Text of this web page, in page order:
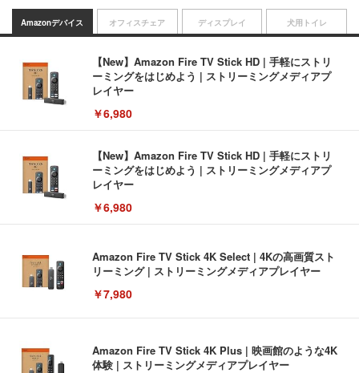
Amazonデバイス
【New】Amazon Fire TV Stick HD | 手軽にストリ
ーミングをはじめよう | ストリーミングメディアプ
レイヤー
￥6,980
【New】Amazon Fire TV Stick HD | 手軽にストリ
ーミングをはじめよう | ストリーミングメディアプ
レイヤー
￥6,980
Amazon Fire TV Stick 4K Select | 4Kの高画質スト
リーミング | ストリーミングメディアプレイヤー
￥7,980
Amazon Fire TV Stick 4K Plus | 映画館のような4K
体験 | ストリーミングメディアプレイヤー
オフィスチェア ディスプレイ 犬用トイレ